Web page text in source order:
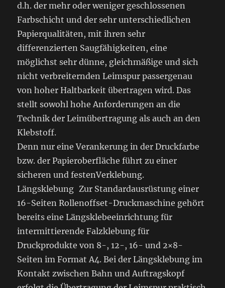
d.h. der mehr oder weniger geschlossenen
Farbschicht und der sehr unterschiedlichen
Papierqualitäten, mit ihren sehr
differenzierten Saugfähigkeiten, eine
möglichst sehr dünne, gleichmäßige und sich
nicht verbreiternden Leimspur passergenau
von hoher Haltbarkeit übertragen wird. Das
stellt sowohl hohe Anforderungen an die
Technik der Leimübertragung als auch an den
Klebstoff.
Denn nur eine Verankerung in der Druckfarbe
bzw. der Papieroberfläche führt zu einer
sicheren und festenVerklebung.
Längsklebung Zur Standardausrüstung einer
16-Seiten Rollenoffset-Druckmaschine gehört
bereits eine Längsklebeeinrichtung für
intermittierende Falzklebung für
Druckprodukte von 8-, 12-, 16- und 2×8-
Seiten im Format A4. Bei der Längsklebung im
Kontakt zwischen Bahn und Auftragskopf